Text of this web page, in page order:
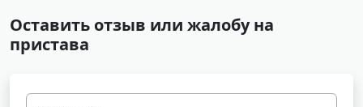
Оставить отзыв или жалобу на
пристава